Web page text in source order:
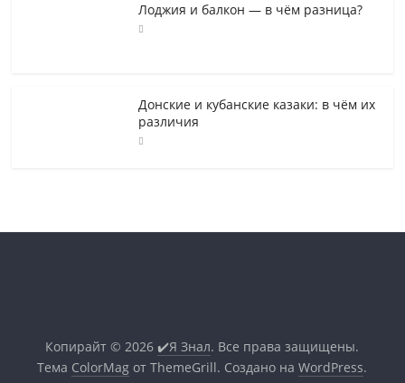
Лоджия и балкон — в чём разница?
Донские и кубанские казаки: в чём их
различия
Копирайт © 2026✔️Я Знал. Все права защищены.
Тема ColorMag от ThemeGrill. Создано наWordPress.